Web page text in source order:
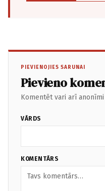
PIEVIENOJIES SARUNAI
Pievieno
Komentēt vari arī
VĀRDS
KOMENTĀRS